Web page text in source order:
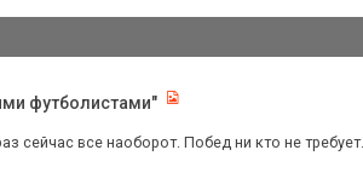
футболистами"
сейчас все наоборот. Побед ни кто не требует.